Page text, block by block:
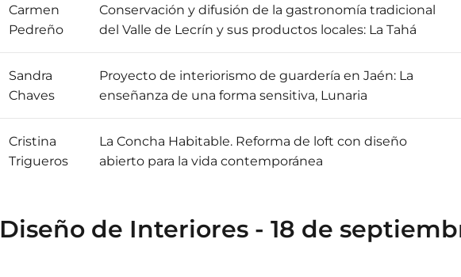
Carmen
Pedreño
Conservación y difusión de la gastronomía tradicional
del Valle de Lecrín y sus productos locales: La Tahá
Sandra
Chaves
Proyecto de interiorismo de guardería en Jaén: La
enseñanza de una forma sensitiva, Lunaria
Cristina
Trigueros
La Concha Habitable. Reforma de loft con diseño
abierto para la vida contemporánea
Diseño de Interiores - 18 de